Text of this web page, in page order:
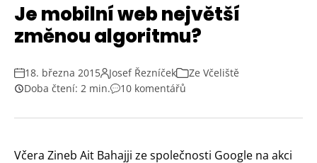
Je mobilní web největší
změnou algoritmu?
18. března 2015 Josef Řezníček
Ze Včeliště
Doba čtení: 2 min.
10 komentářů
Včera Zineb Ait Bahajji ze společnosti Google na akci